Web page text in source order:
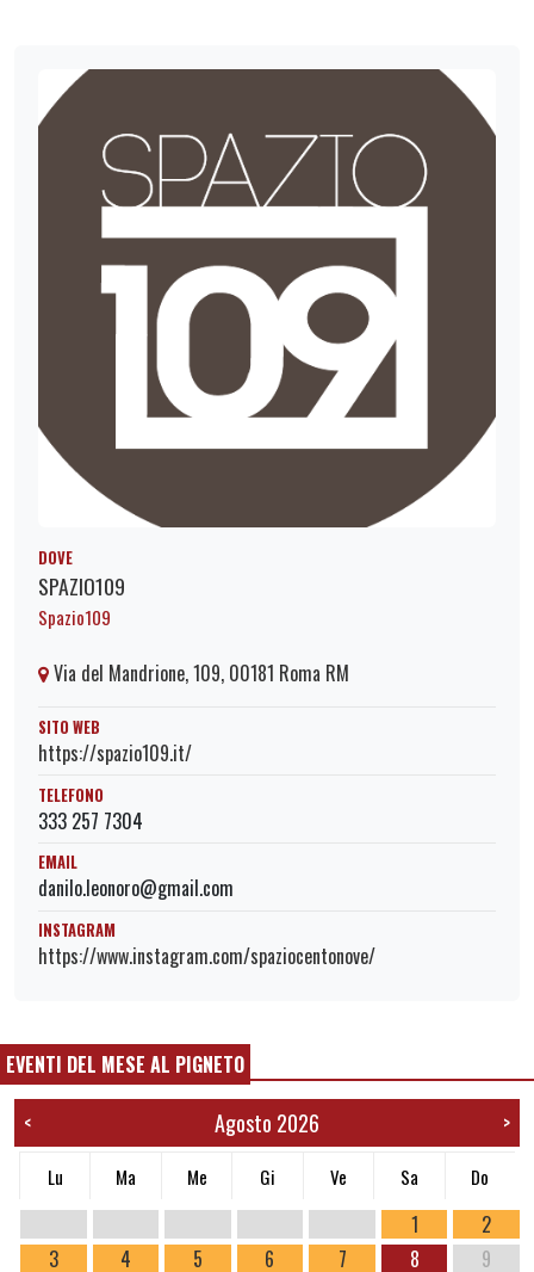
DOVE
SPAZIO109
Spazio109
Via del Mandrione, 109, 00181 Roma RM
SITO WEB
https://spazio109.it/
TELEFONO
333 257 7304
EMAIL
danilo.leonoro@gmail.com
INSTAGRAM
https://www.instagram.com/spaziocentonove/
EVENTI DEL MESE AL PIGNETO
< Agosto 2026 >
Lu Ma Me Gi Ve Sa Do
1
2
3
4 5 6 7 8 9